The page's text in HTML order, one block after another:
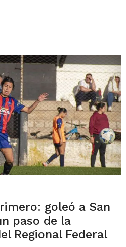
goleó a San
paso de la
Regional Federal